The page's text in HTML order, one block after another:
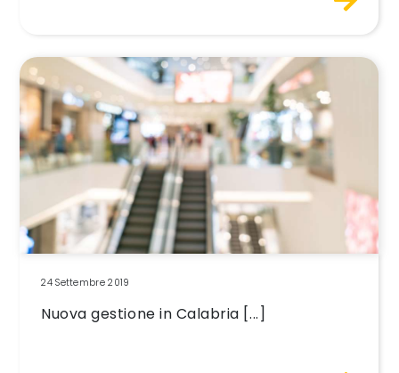
24 Settembre 2019
Nuova gestione in Calabria [...]